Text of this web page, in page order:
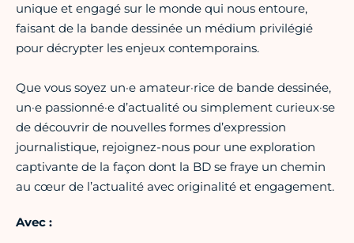
unique et engagé sur le monde qui nous entoure,
faisant de la bande dessinée un médium privilégié
pour décrypter les enjeux contemporains.
Que vous soyez un·e amateur·rice de bande dessinée,
un·e passionné·e d’actualité ou simplement curieux·se
de découvrir de nouvelles formes d’expression
journalistique, rejoignez-nous pour une exploration
captivante de la façon dont la BD se fraye un chemin
au cœur de l’actualité avec originalité et engagement.
Avec :